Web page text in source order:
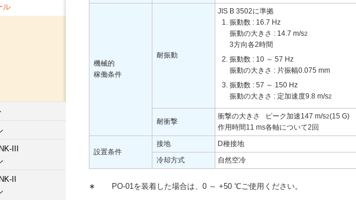
機械的
稼働条件
耐振動
JIS B 3502に準拠
振動数 : 16.7 Hz
振動の大きさ : 14.7 m/s2
3方向各2時間
振動数 : 10 ～ 57 Hz
振動の大きさ : 片振幅0.075 mm
振動数 : 57 ～ 150 Hz
振動の大きさ : 定加速度9.8 m/s2
耐衝撃
衝撃の大きさ ピーク加速147 m/s2(15 G)
作用時間11 ms各軸について2回
設置条件
接地
D種接地
冷却方式
自然空冷
∗ PO-01を装着した場合は、0 ～ +50 ℃ご使用ください。
ル
III
II